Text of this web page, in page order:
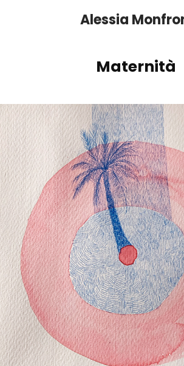
Alessia
Maternità